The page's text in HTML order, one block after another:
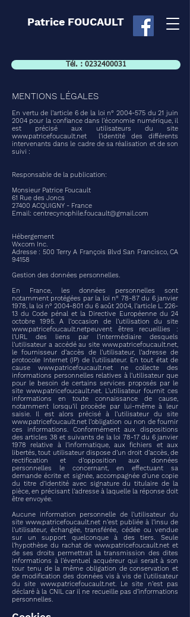
Tél. : 0232400031
Patrice FOUCAULT
MENTIONS LÉGALES
En vertu de l’article 6 de la loi n° 2004-575 du 21 juin
2004 pour la confiance dans l’économie numérique, il
est précisé aux utilisateurs du site
www.patricefoucault.net l’identité des différents
intervenants dans le cadre de sa réalisation et de son
suivi :
Responsable de la publication:
Monsieur Patrice Foucault
61 Rue des Joncs
27400 ACQUIGNY - France
Email: centrecynophile.foucault@gmail.com
Hébergement
Wxcom Inc.
Adresse : 500 Terry A François Blvd San Francisco, CA
94158
Gestion des données personnelles.
En France, les données personnelles sont
notamment protégées par la loi n° 78-87 du 6 janvier
1978, la loi n° 2004-801 du 6 août 2004, l’article L. 226-
13 du Code pénal et la Directive Européenne du 24
octobre 1995. A l’occasion de l’utilisation du site
www.patricefoucault.netpeuvent êtres recueillies :
l’URL des liens par l’intermédiaire desquels
l’utilisateur a accédé au site www.patricefoucault.net,
le fournisseur d’accès de l’utilisateur, l’adresse de
protocole Internet (IP) de l’utilisateur. En tout état de
cause www.patricefoucault.netne collecte des
informations personnelles relatives à l’utilisateur que
pour le besoin de certains services proposés par le
site www.patricefoucault.net. L’utilisateur fournit ces
informations en toute connaissance de cause,
notamment lorsqu’il procède par lui-même à leur
saisie. Il est alors précisé à l’utilisateur du site
www.patricefoucault.net l’obligation ou non de fournir
ces informations. Conformément aux dispositions
des articles 38 et suivants de la loi 78-17 du 6 janvier
1978 relative à l’informatique, aux fichiers et aux
libertés, tout utilisateur dispose d’un droit d’accès, de
rectification et d’opposition aux données
personnelles le concernant, en effectuant sa
demande écrite et signée, accompagnée d’une copie
du titre d’identité avec signature du titulaire de la
pièce, en précisant l’adresse à laquelle la réponse doit
être envoyée.
Aucune information personnelle de l’utilisateur du
site www.patricefoucault.net n’est publiée à l’insu de
l’utilisateur, échangée, transférée, cédée ou vendue
sur un support quelconque à des tiers. Seule
l’hypothèse du rachat dewww.patricefoucault.net et
de ses droits permettrait la transmission des dites
informations à l’éventuel acquéreur qui serait à son
tour tenu de la même obligation de conservation et
de modification des données vis à vis de l’utilisateur
du site www.patricefoucault.net. Le site n’est pas
déclaré à la CNIL car il ne recueille pas d’informations
personnelles.